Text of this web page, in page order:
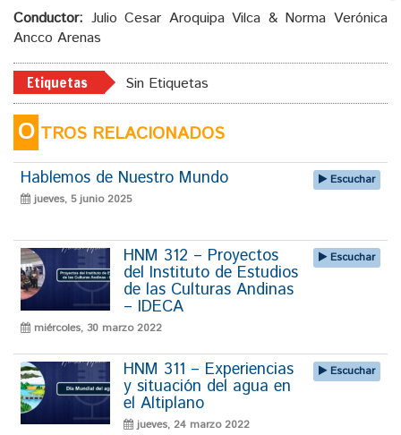
Conductor: Julio Cesar Aroquipa Vilca & Norma Verónica
Ancco Arenas
Etiquetas Sin Etiquetas
O TROS RELACIONADOS
Hablemos de Nuestro Mundo
jueves, 5 junio 2025
Escuchar
HNM 312 – Proyectos
del Instituto de Estudios
de las Culturas Andinas
– IDECA
miércoles, 30 marzo 2022
Escuchar
HNM 311 – Experiencias
y situación del agua en
el Altiplano
jueves, 24 marzo 2022
Escuchar